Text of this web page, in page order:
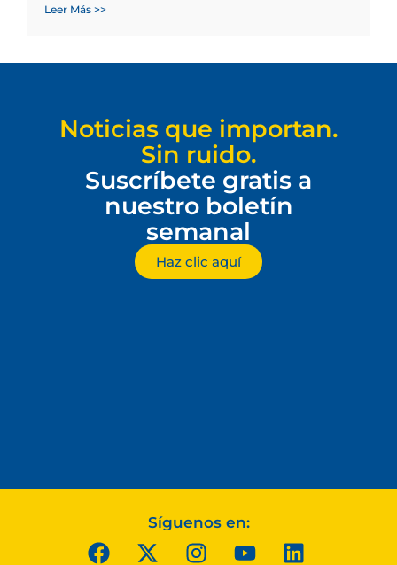
Leer Más >>
Noticias que importan.
Sin ruido.
Suscríbete gratis a
nuestro boletín
semanal
Haz clic aquí
Síguenos en: